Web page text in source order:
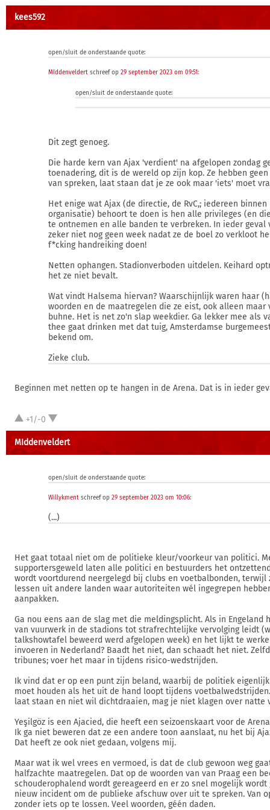
kees592
open/sluit de onderstaande quote:
MIddenveldert schreef op 29 september 2023 om 09:51:
open/sluit de onderstaande quote:
Dit zegt genoeg.
Die harde kern van Ajax 'verdient' na afgelopen zondag
toenadering, dit is de wereld op zijn kop. Ze hebben
van spreken, laat staan dat je ze ook maar 'iets' moet
Het enige wat Ajax (de directie, de RvC,; iedereen binnen
organisatie) behoort te doen is hen alle privileges (en
te ontnemen en alle banden te verbreken. In ieder geval
zeker niet nog geen week nadat ze de boel zo verkloot
f*cking handreiking doen!
Netten ophangen. Stadionverboden uitdelen. Keihard
het ze niet bevalt.
Wat vindt Halsema hiervan? Waarschijnlijk waren haar
woorden en de maatregelen die ze eist, ook alleen maar
buhne. Het is net zo'n slap weekdier. Ga lekker mee als
thee gaat drinken met dat tuig, Amsterdamse
bekend om.
Zieke club.
Beginnen met netten op te hangen in de Arena. Dat is in ieder
+1/-0
MIddenveldert
open/sluit de onderstaande quote:
Willykment schreef op 29 september 2023 om 10:06:
(...)
Het gaat totaal niet om de politieke kleur/voorkeur van politici.
supportersgeweld laten alle politici en bestuurders het
wordt voortdurend neergelegd bij clubs en voetbalbonden,
lessen uit andere landen waar autoriteiten wél ingegrepen
aanpakken.
Ga nou eens aan de slag met die meldingsplicht. Als in Engeland
van vuurwerk in de stadions tot strafrechtelijke vervolging leidt
talkshowtafel beweerd werd afgelopen week) en het lijkt te
invoeren in Nederland? Baadt het niet, dan schaadt het niet.
tribunes; voer het maar in tijdens risico-wedstrijden.
Ik vind dat er op een punt zijn beland, waarbij de politiek
moet houden als het uit de hand loopt tijdens
laat staan en niet wil dichtdraaien, mag je niet klagen over natte
Yeşilgöz is een Ajacied, die heeft een seizoenskaart voor de
Ik ga niet beweren dat ze een andere toon aanslaat, nu het bij
Dat heeft ze ook niet gedaan, volgens mij.
Maar wat ik wel vrees en vermoed, is dat de club gewoon weg
halfzachte maatregelen. Dat op de woorden van van Praag een
schouderophalend wordt gereageerd en er zo snel mogelijk wordt
nieuw incident om de publieke afschuw over uit te spreken. Van
zonder iets op te lossen. Veel woorden, géén daden.